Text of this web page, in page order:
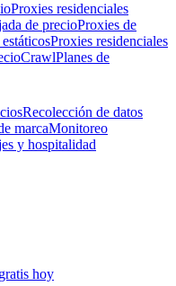
Proxies residenciales
de precioProxies de
Proxies residenciales
CrawlPlanes de
Recolección de datos
marcaMonitoreo
y hospitalidad
hoy